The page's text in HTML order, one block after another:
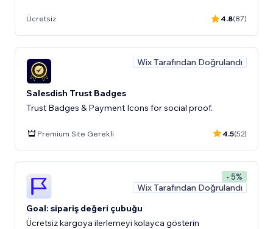
Ücretsiz 4.8(87)
Wix Tarafından Doğrulandı
Salesdish Trust Badges
Trust Badges & Payment Icons for social proof.
Premium Site Gerekli 4.5(52)
- 5%
Wix Tarafından Doğrulandı
Goal: sipariş değeri çubuğu
Ücretsiz kargoya ilerlemeyi kolayca gösterin